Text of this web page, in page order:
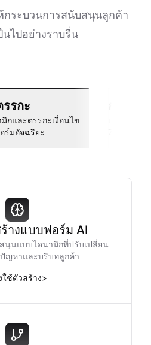
กระบวนการสนับสนุนลูกค้า
ไปอย่างราบรื่น
รกะ
กและตรรกะเงื่อนไข
ร์มอัจฉริยะ
างแบบฟอร์ม AI
นุนแบบไดนามิกที่ปรับเปลี่ยน
ญหาและบริบทลูกค้า
ใช้ตัวสร้าง>